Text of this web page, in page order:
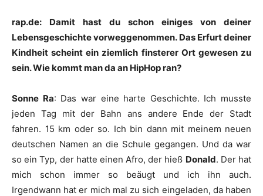
rap.de: Damit hast du schon einiges von deiner
Lebensgeschichte vorweggenommen. Das Erfurt deiner
Kindheit scheint ein ziemlich finsterer Ort gewesen zu
sein. Wie kommt man da an HipHop ran?
Sonne Ra: Das war eine harte Geschichte. Ich musste
jeden Tag mit der Bahn ans andere Ende der Stadt
fahren. 15 km oder so. Ich bin dann mit meinem neuen
deutschen Namen an die Schule gegangen. Und da war
so ein Typ, der hatte einen Afro, der hieß Donald. Der hat
mich schon immer so beäugt und ich ihn auch.
Irgendwann hat er mich mal zu sich eingeladen, da haben